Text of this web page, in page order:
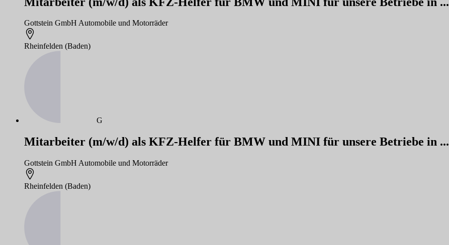
Gottstein GmbH Automobile und Motorräder
Rheinfelden (Baden)
G
Mitarbeiter (m/w/d) als KFZ-Helfer für BMW und MINI für unsere Betriebe in ...
Gottstein GmbH Automobile und Motorräder
Rheinfelden (Baden)